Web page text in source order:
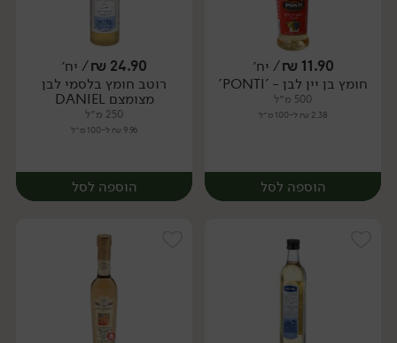
יח׳ יח׳
11.90
₪/ יח׳
חומץ בן יין לבן - 'PONTI'
500 מ״ל
2.38 ₪ ל-100 מ״ל
הוספה לסל
24.90
₪/ יח׳
רוטב חומץ בלסמי לבן
מצומצם DANIEL
250 מ״ל
9.96 ₪ ל-100 מ״ל
הוספה לסל